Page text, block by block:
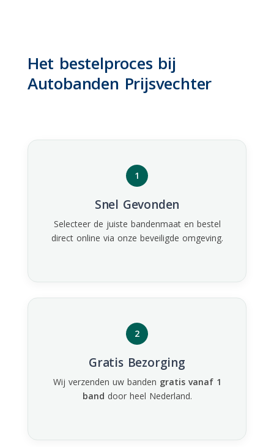
Het bestelproces bij
Autobanden Prijsvechter
1
Snel Gevonden
Selecteer de juiste bandenmaat en bestel
direct online via onze beveiligde omgeving.
2
Gratis Bezorging
Wij verzenden uw banden gratis vanaf 1
band door heel Nederland.